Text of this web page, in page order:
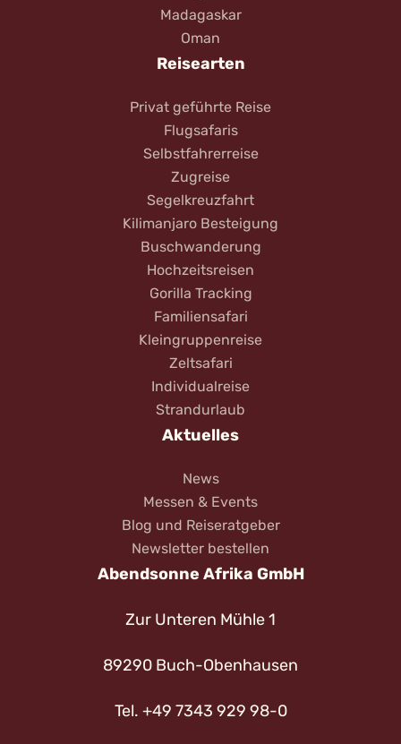
Madagaskar
Oman
Reisearten
Privat geführte Reise
Flugsafaris
Selbstfahrerreise
Zugreise
Segelkreuzfahrt
Kilimanjaro Besteigung
Buschwanderung
Hochzeitsreisen
Gorilla Tracking
Familiensafari
Kleingruppenreise
Zeltsafari
Individualreise
Strandurlaub
Aktuelles
News
Messen & Events
Blog und Reiseratgeber
Newsletter bestellen
Abendsonne Afrika GmbH
Zur Unteren Mühle 1
89290 Buch-Obenhausen
Tel. +49 7343 929 98-0